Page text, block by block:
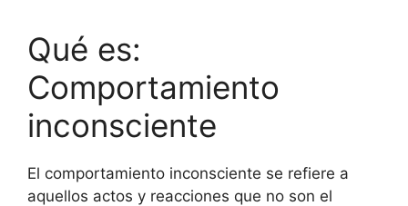
Qué es:
Comportamiento
inconsciente
El comportamiento inconsciente se refiere a
aquellos actos y reacciones que no son el